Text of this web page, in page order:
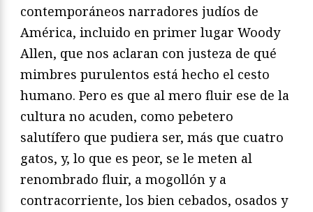
contemporáneos narradores judíos de
América, incluido en primer lugar Woody
Allen, que nos aclaran con justeza de qué
mimbres purulentos está hecho el cesto
humano. Pero es que al mero fluir ese de la
cultura no acuden, como pebetero
salutífero que pudiera ser, más que cuatro
gatos, y, lo que es peor, se le meten al
renombrado fluir, a mogollón y a
contracorriente, los bien cebados, osados y